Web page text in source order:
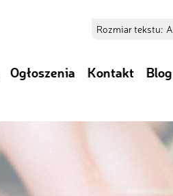
Rozmiar tekstu: A
Ogłoszenia Kontakt Blog